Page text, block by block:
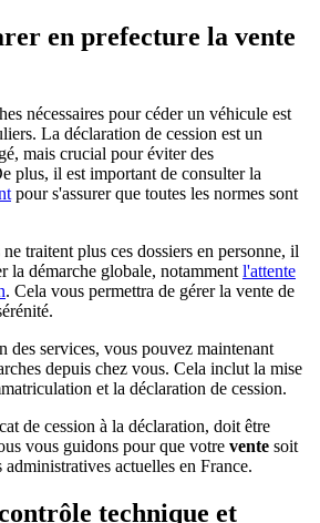
en prefecture la vente
nécessaires pour céder un véhicule est
La déclaration de cession est un
mais crucial pour éviter des
plus, il est important de consulter la
pour s'assurer que toutes les normes sont
traitent plus ces dossiers en personne, il
la démarche globale, notamment l'attente
. Cela vous permettra de gérer la vente de
des services, vous pouvez maintenant
depuis chez vous. Cela inclut la mise
et la déclaration de cession.
de cession à la déclaration, doit être
vous guidons pour que votre vente soit
actuelles en France.
technique et